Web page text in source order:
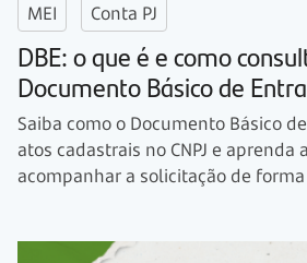
MEI Conta PJ
DBE: o que é e como
Documento Básico de
Saiba como o Documento Básico
atos cadastrais no CNPJ e aprenda
acompanhar a solicitação de